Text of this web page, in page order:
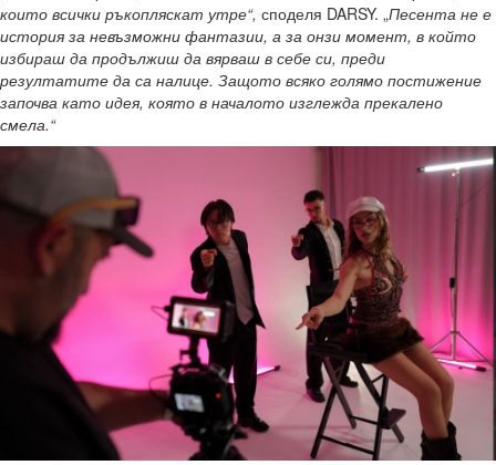
които всички ръкопляскат утре“, споделя DARSY. „Песента не е
история за невъзможни фантазии, а за онзи момент, в който
избираш да продължиш да вярваш в себе си, преди
резултатите да са налице. Защото всяко голямо постижение
започва като идея, която в началото изглежда прекалено
смела.“